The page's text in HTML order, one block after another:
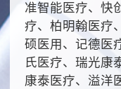
准智能医疗、快
疗、柏明翰医疗
硕医用、记德医
氏医疗、瑞光康
康泰医疗、溢洋